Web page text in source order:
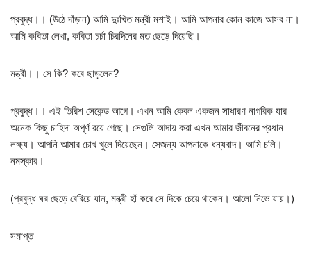
প্রবুদ্ধ।। (উঠে দাঁড়ান) আমি দুঃখিত মন্ত্রী মশাই। আমি আপনার কোন কাজে আসব না।
আমি কবিতা লেখা, কবিতা চর্চা চিরদিনের মত ছেড়ে দিয়েছি।
মন্ত্রী।। সে কি? কবে ছাড়লেন?
প্রবুদ্ধ।। এই তিরিশ সেকেন্ড আগে। এখন আমি কেবল একজন সাধারণ নাগরিক যার
অনেক কিছু চাহিদা অপূর্ণ রয়ে গেছে। সেগুলি আদায় করা এখন আমার জীবনের প্রধান
লক্ষ্য। আপনি আমার চোখ খুলে দিয়েছেন। সেজন্য আপনাকে ধন্যবাদ। আমি চলি।
নমস্কার।
(প্রবুদ্ধ ঘর ছেড়ে বেরিয়ে যান, মন্ত্রী হাঁ করে সে দিকে চেয়ে থাকেন। আলো নিভে যায়।)
সমাপ্ত